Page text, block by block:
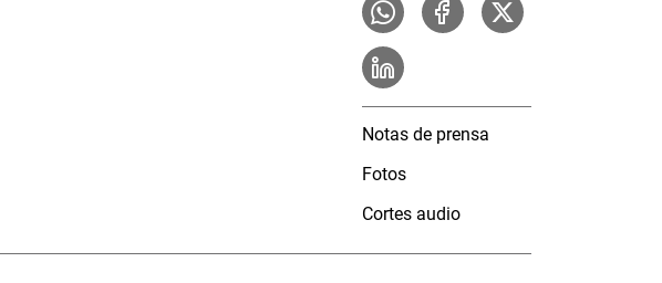
Notas de prensa
Fotos
Cortes audio